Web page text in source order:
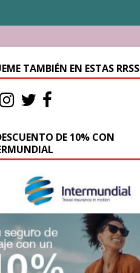
TAMBIÉN EN ESTAS RRSS
DE 10% CON